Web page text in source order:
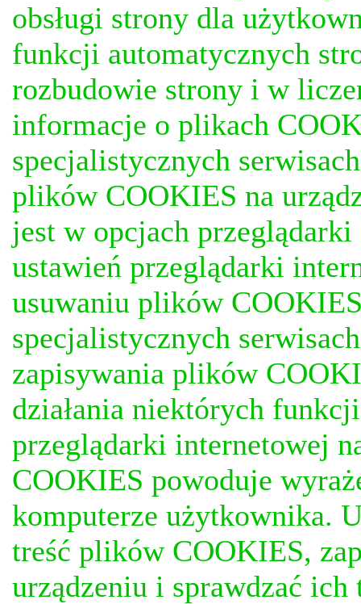
obsługi strony dla
funkcji automatycznych
rozbudowie strony i w
informacje o plikach
specjalistycznych
plików COOKIES na
jest w opcjach
ustawień przeglądarki
usuwaniu plików
specjalistycznych
zapisywania plików
działania niektórych
przeglądarki internetowej
COOKIES powoduje
komputerze użytkownika.
treść plików COOKIES,
urządzeniu i sprawdzać ich